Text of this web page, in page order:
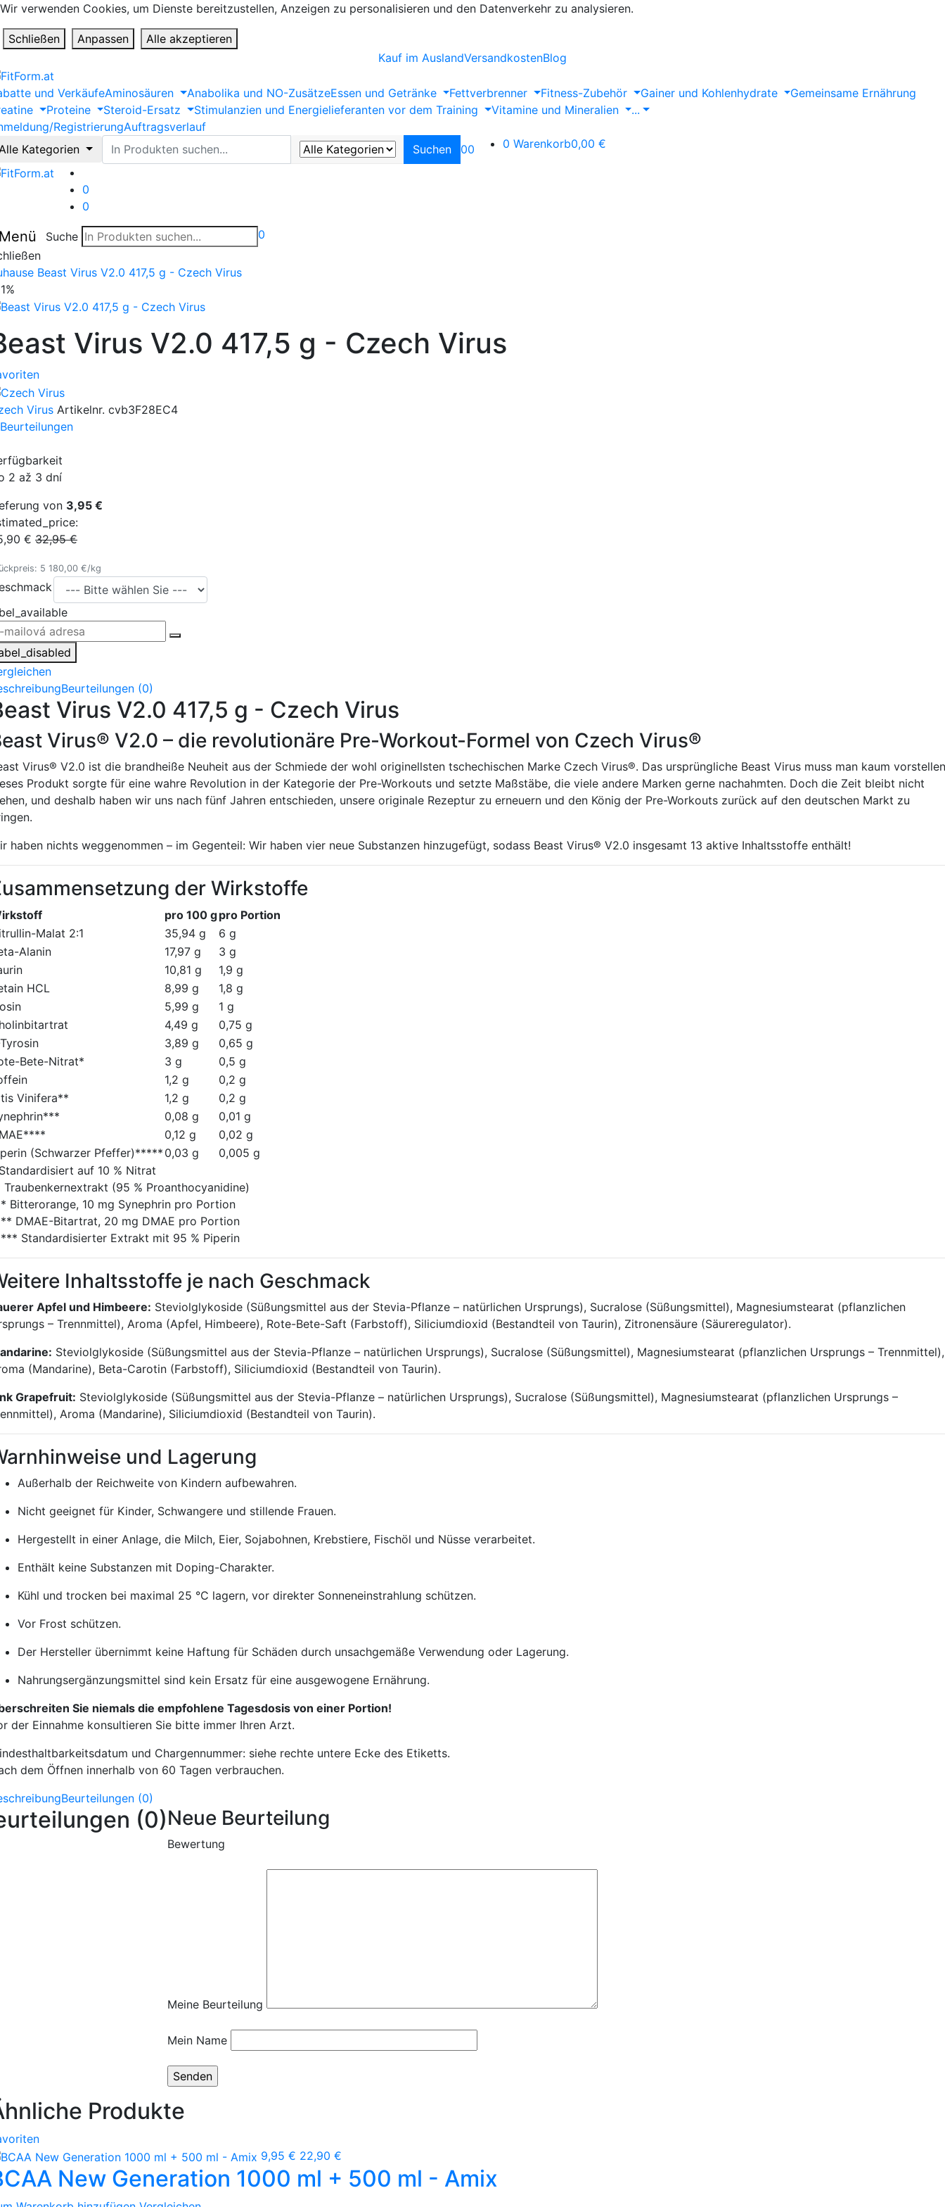
Wir verwenden Cookies, um Dienste bereitzustellen, Anzeigen zu personalisieren und den Datenverkehr zu analysieren.
Schließen Anpassen
Alle akzeptieren
Kauf im AuslandVersandkostenBlog
und VerkäufeAminosäuren Anabolika und NO-ZusätzeEssen und Getränke Fettverbrenner Fitness-Zubehör Gainer und Kohlenhydrate
Gemeinsame Ernährung
Proteine Steroid-Ersatz Stimulanzien und Energielieferanten vor dem Training Vitamine und Mineralien
...
RegistrierungAuftragsverlauf
Kategorien
Suche Suchen 00 0 Warenkorb0,00 €
0
0
Suche 0
Beast Virus V2.0 417,5 g - Czech Virus
Virus V2.0 417,5 g - Czech Virus
Virus Artikelnr. cvb3F28EC4
2 až 3 dní
von 3,95 €
€ 32,95 €
5 180,00 €/kg
Beurteilungen (0)
Virus V2.0 417,5 g - Czech Virus
Virus® V2.0 – die revolutionäre Pre-Workout-Formel von Czech Virus®
Virus® V2.0 ist die brandheiße Neuheit aus der Schmiede der wohl originellsten tschechischen Marke Czech Virus®. Das ursprüngliche Beast Virus muss man kaum
Produkt sorgte für eine wahre Revolution in der Kategorie der Pre-Workouts und setzte Maßstäbe, die viele andere Marken gerne nachahmten. Doch die Zeit bleibt nicht
und deshalb haben wir uns nach fünf Jahren entschieden, unsere originale Rezeptur zu erneuern und den König der Pre-Workouts zurück auf den deutschen Markt zu
haben nichts weggenommen – im Gegenteil: Wir haben vier neue Substanzen hinzugefügt, sodass Beast Virus® V2.0 insgesamt 13 aktive Inhaltsstoffe enthält!
der Wirkstoffe
pro 100 gpro Portion
Malat 2:1
35,94 g
6 g
Alanin
17,97 g
3 g
10,81 g
1,9 g
HCL
8,99 g
1,8 g
5,99 g
1 g
4,49 g
0,75 g
3,89 g
0,65 g
Bete-Nitrat*
3 g
0,5 g
1,2 g
0,2 g
Vinifera**
1,2 g
0,2 g
0,08 g
0,01 g
0,12 g
0,02 g
(Schwarzer Pfeffer)***** 0,03 g
0,005 g
auf 10 % Nitrat
(95 % Proanthocyanidine)
Bitterorange, 10 mg Synephrin pro Portion
DMAE-Bitartrat, 20 mg DMAE pro Portion
Standardisierter Extrakt mit 95 % Piperin
Inhaltsstoffe je nach Geschmack
Apfel und Himbeere: Steviolglykoside (Süßungsmittel aus der Stevia-Pflanze – natürlichen Ursprungs), Sucralose (Süßungsmittel), Magnesiumstearat (pflanzlichen
– Trennmittel), Aroma (Apfel, Himbeere), Rote-Bete-Saft (Farbstoff), Siliciumdioxid (Bestandteil von Taurin), Zitronensäure (Säureregulator).
Steviolglykoside (Süßungsmittel aus der Stevia-Pflanze – natürlichen Ursprungs), Sucralose (Süßungsmittel), Magnesiumstearat (pflanzlichen Ursprungs – Trennmittel),
(Mandarine), Beta-Carotin (Farbstoff), Siliciumdioxid (Bestandteil von Taurin).
Grapefruit: Steviolglykoside (Süßungsmittel aus der Stevia-Pflanze – natürlichen Ursprungs), Sucralose (Süßungsmittel), Magnesiumstearat (pflanzlichen Ursprungs –
Aroma (Mandarine), Siliciumdioxid (Bestandteil von Taurin).
und Lagerung
Außerhalb der Reichweite von Kindern aufbewahren.
Nicht geeignet für Kinder, Schwangere und stillende Frauen.
Hergestellt in einer Anlage, die Milch, Eier, Sojabohnen, Krebstiere, Fischöl und Nüsse verarbeitet.
Enthält keine Substanzen mit Doping-Charakter.
Kühl und trocken bei maximal 25 °C lagern, vor direkter Sonneneinstrahlung schützen.
Vor Frost schützen.
Der Hersteller übernimmt keine Haftung für Schäden durch unsachgemäße Verwendung oder Lagerung.
Nahrungsergänzungsmittel sind kein Ersatz für eine ausgewogene Ernährung.
Sie niemals die empfohlene Tagesdosis von einer Portion!
der Einnahme konsultieren Sie bitte immer Ihren Arzt.
und Chargennummer: siehe rechte untere Ecke des Etiketts.
dem Öffnen innerhalb von 60 Tagen verbrauchen.
Beurteilungen (0)
(0)Neue Beurteilung
Bewertung
Meine Beurteilung
Mein Name
Produkte
9,95 € 22,90 €
New Generation 1000 ml + 500 ml - Amix